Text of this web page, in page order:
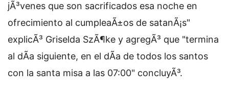
jÃ³venes que son sacrificados esa noche en
ofrecimiento al cumpleaÃ±os de satanÃ¡s"
explicÃ³ Griselda SzÃ¶ke y agregÃ³ que "termina
al dÃ­a siguiente, en el dÃ­a de todos los santos
con la santa misa a las 07:00" concluyÃ³.